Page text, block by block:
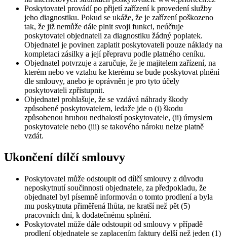
Poskytovatel provádí po přijetí zařízení k provedení služby
jeho diagnostiku. Pokud se ukáže, že je zařízení poškozeno
tak, že již nemůže dále plnit svoji funkci, neúčtuje
poskytovatel objednateli za diagnostiku žádný poplatek.
Objednatel je povinen zaplatit poskytovateli pouze náklady na
kompletaci zásilky a její přepravu podle platného ceníku.
Objednatel potvrzuje a zaručuje, že je majitelem zařízení, na
kterém nebo ve vztahu ke kterému se bude poskytovat plnění
dle smlouvy, anebo je oprávněn je pro tyto účely
poskytovateli zpřístupnit.
Objednatel prohlašuje, že se vzdává náhrady škody
způsobené poskytovatelem, ledaže jde o (i) škodu
způsobenou hrubou nedbalostí poskytovatele, (ii) úmyslem
poskytovatele nebo (iii) se takového nároku nelze platně
vzdát.
Ukončení dílčí smlouvy
Poskytovatel může odstoupit od dílčí smlouvy z důvodu
neposkytnutí součinnosti objednatele, za předpokladu, že
objednatel byl písemně informován o tomto prodlení a byla
mu poskytnuta přiměřená lhůta, ne kratší než pět (5)
pracovních dní, k dodatečnému splnění.
Poskytovatel může dále odstoupit od smlouvy v případě
prodlení objednatele se zaplacením faktury delší než jeden (1)